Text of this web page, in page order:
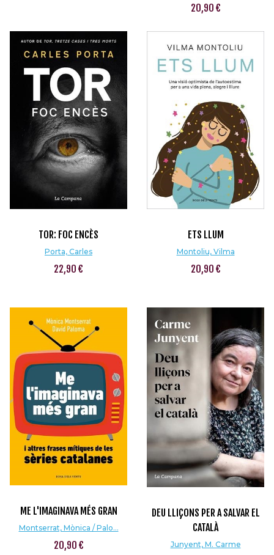
20,90 €
TOR: FOC ENCÈS
Porta, Carles
22,90 €
ETS LLUM
Montoliu, Vilma
20,90 €
ME L'IMAGINAVA MÉS GRAN
Montserrat, Mònica / Palo...
20,90 €
DEU LLIÇONS PER A SALVAR EL
CATALÀ
Junyent, M. Carme